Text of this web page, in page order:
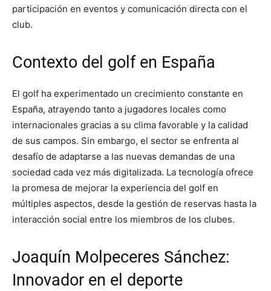
participación en eventos y comunicación directa con el
club.
Contexto del golf en España
El golf ha experimentado un crecimiento constante en
España, atrayendo tanto a jugadores locales como
internacionales gracias a su clima favorable y la calidad
de sus campos. Sin embargo, el sector se enfrenta al
desafío de adaptarse a las nuevas demandas de una
sociedad cada vez más digitalizada. La tecnología ofrece
la promesa de mejorar la experiencia del golf en
múltiples aspectos, desde la gestión de reservas hasta la
interacción social entre los miembros de los clubes.
Joaquín Molpeceres Sánchez:
Innovador en el deporte